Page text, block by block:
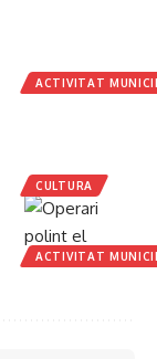
ACTIVITAT
CULTURA
ACTIVITAT